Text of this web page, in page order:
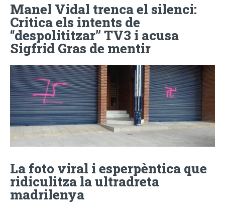
Manel Vidal trenca el silenci:
Critica els intents de
“despolititzar” TV3 i acusa
Sigfrid Gras de mentir
La foto viral i esperpèntica que
ridiculitza la ultradreta
madrilenya